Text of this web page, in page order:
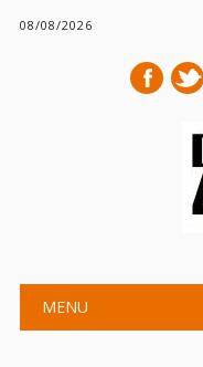
08/08/2026
Main menu
MENU